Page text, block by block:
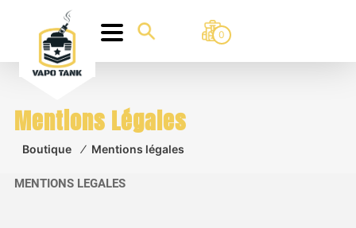
0
Mentions Légales
Boutique ⁄ Mentions légales
MENTIONS LEGALES